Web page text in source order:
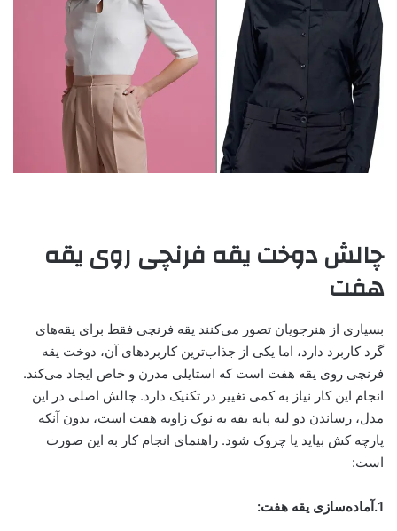
چالش دوخت یقه فرنچی روی یقه
هفت
بسیاری از هنرجویان تصور می‌کنند یقه فرنچی فقط برای یقه‌های
گرد کاربرد دارد، اما یکی از جذاب‌ترین کاربردهای آن، دوخت یقه
فرنچی روی یقه هفت است که استایلی مدرن و خاص ایجاد می‌کند.
انجام این کار نیاز به کمی تغییر در تکنیک دارد. چالش اصلی در این
مدل، رساندن دو لبه پایه یقه به نوک زاویه هفت است، بدون آنکه
پارچه کش بیاید یا چروک شود. راهنمای انجام کار به این صورت
است:
1.آماده‌سازی یقه هفت: